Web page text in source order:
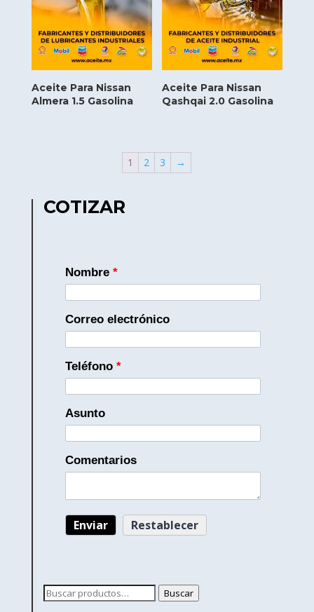
Aceite Para Nissan
Almera 1.5 Gasolina
Aceite Para Nissan
Qashqai 2.0 Gasolina
1 2 3 →
COTIZAR
Nombre *
Correo electrónico
Teléfono *
Asunto
Comentarios
Buscar
Buscar